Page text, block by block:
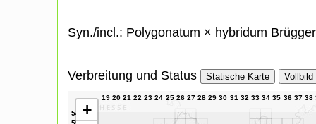
Syn./incl.: Polygonatum × hybridum Brügger
Verbreitung und Status Statische Karte Vollbild
+